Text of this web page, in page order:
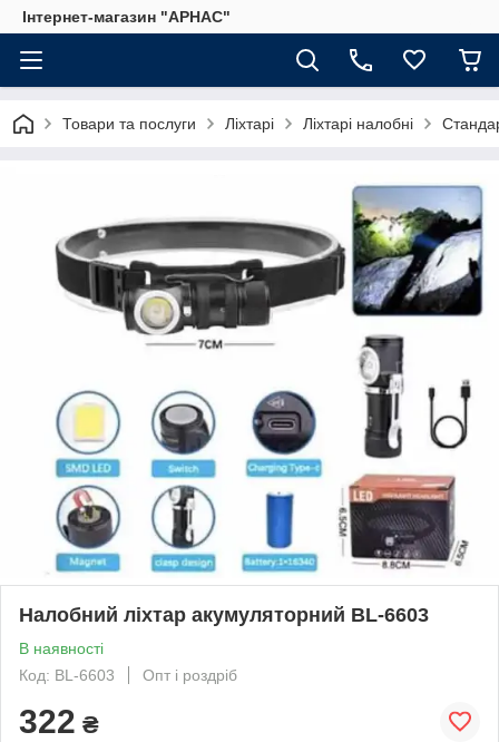
Інтернет-магазин "АРНАС"
Товари та послуги Ліхтарі Ліхтарі налобні
Налобний ліхтар акумуляторний BL-6603
В наявності
Код: BL-6603
Опт і роздріб
322 ₴